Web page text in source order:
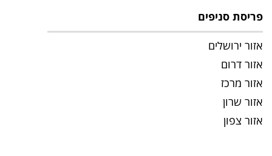
פריסת סניפים
אזור ירושלים
אזור דרום
אזור מרכז
אזור שרון
אזור צפון